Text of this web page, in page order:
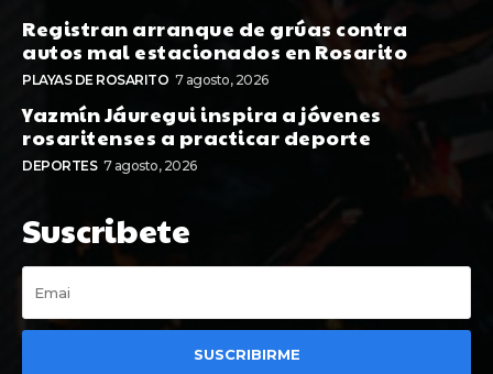
Registran arranque de grúas contra
autos mal estacionados en Rosarito
PLAYAS DE ROSARITO 7 agosto, 2026
Yazmín Jáuregui inspira a jóvenes
rosaritenses a practicar deporte
DEPORTES 7 agosto, 2026
Suscribete
SUSCRIBIRME